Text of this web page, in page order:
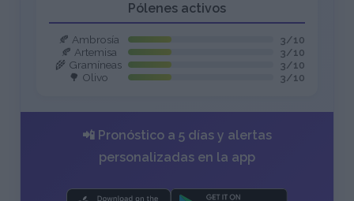
Pólenes activos
🍂 Ambrosía 3/10
🍂 Artemisa 3/10
🌾 Gramíneas 3/10
🌳 Olivo 3/10
📲 Pronóstico a 5 días y alertas
personalizadas en la app